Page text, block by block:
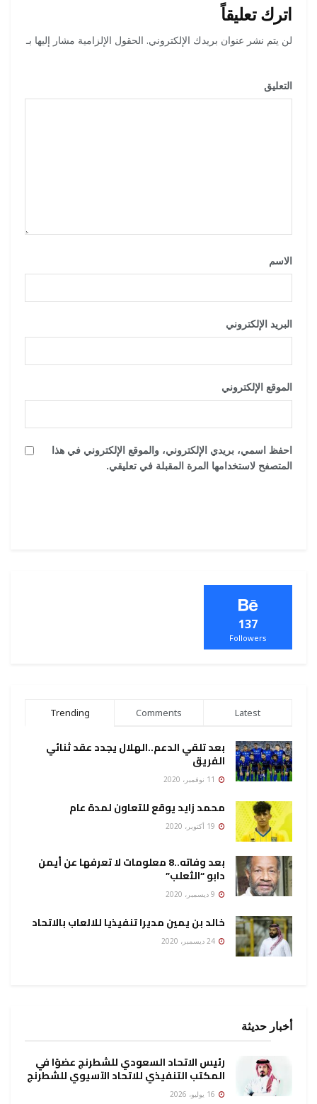
اترك تعليقاً
لن يتم نشر عنوان بريدك الإلكتروني. الحقول الإلزامية مشار إليها بـ
التعليق
الاسم
البريد الإلكتروني
الموقع الإلكتروني
احفظ اسمي، بريدي الإلكتروني، والموقع الإلكتروني في هذا
المتصفح لاستخدامها المرة المقبلة في تعليقي.
137
Followers
Trending Comments Latest
بعد تلقي الدعم..الهلال يجدد عقد ثنائي
الفريق
محمد زايد يوقع للتعاون لمدة عام
بعد وفاته..8 معلومات لا تعرفها عن أيمن
دابو “الثعلب”
خالد بن يمين مديرا تنفيذيا للالعاب بالاتحاد
أخبار حديثة
رئيس الاتحاد السعودي للشطرنج عضوًا في
المكتب التنفيذي للاتحاد الآسيوي للشطرنج